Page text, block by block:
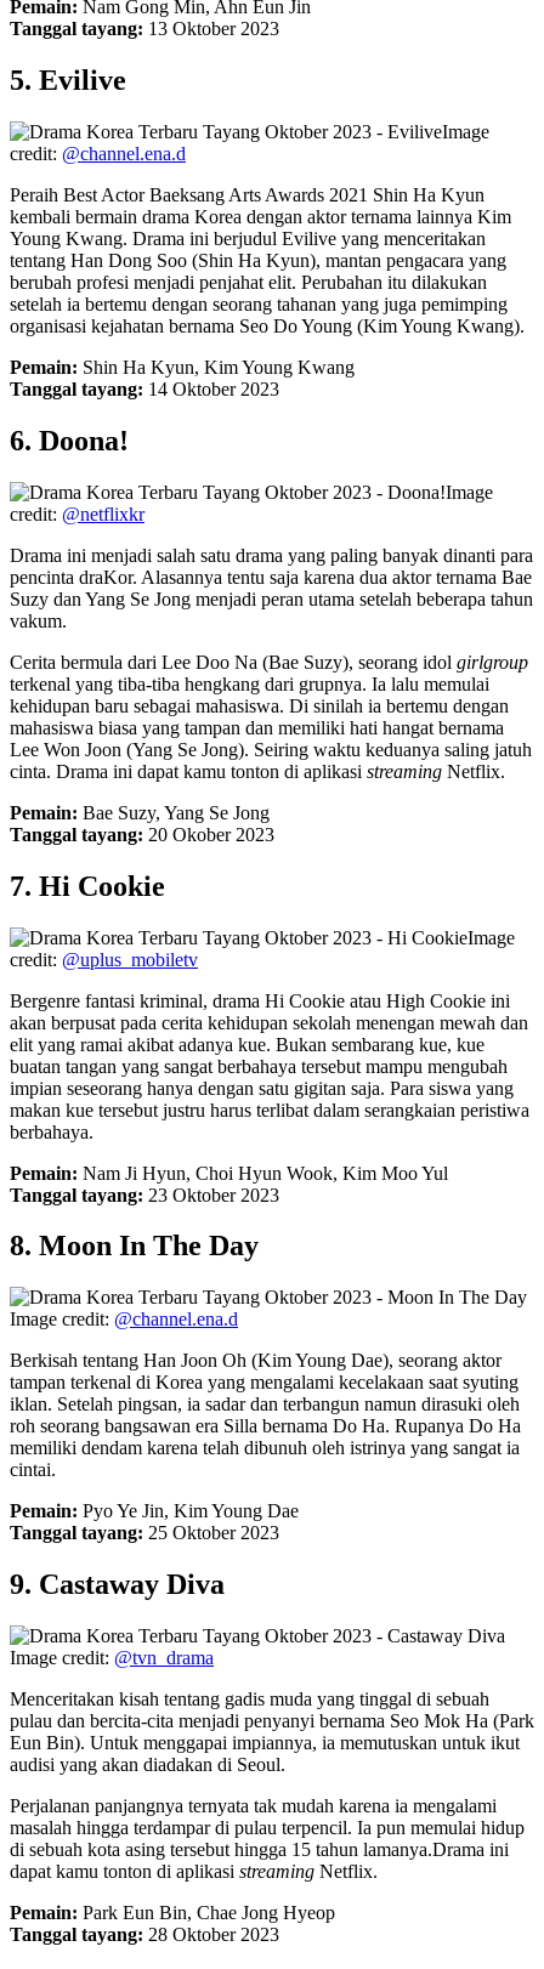
Pemain: Nam Gong Min, Ahn Eun Jin
Tanggal tayang: 13 Oktober 2023
5. Evilive
Image
credit: @channel.ena.d
Peraih Best Actor Baeksang Arts Awards 2021 Shin Ha Kyun
kembali bermain drama Korea dengan aktor ternama lainnya Kim
Young Kwang. Drama ini berjudul Evilive yang menceritakan
tentang Han Dong Soo (Shin Ha Kyun), mantan pengacara yang
berubah profesi menjadi penjahat elit. Perubahan itu dilakukan
setelah ia bertemu dengan seorang tahanan yang juga pemimping
organisasi kejahatan bernama Seo Do Young (Kim Young Kwang).
Pemain: Shin Ha Kyun, Kim Young Kwang
Tanggal tayang: 14 Oktober 2023
6. Doona!
Image
credit: @netflixkr
Drama ini menjadi salah satu drama yang paling banyak dinanti para
pencinta draKor. Alasannya tentu saja karena dua aktor ternama Bae
Suzy dan Yang Se Jong menjadi peran utama setelah beberapa tahun
vakum.
Cerita bermula dari Lee Doo Na (Bae Suzy), seorang idol girlgroup
terkenal yang tiba-tiba hengkang dari grupnya. Ia lalu memulai
kehidupan baru sebagai mahasiswa. Di sinilah ia bertemu dengan
mahasiswa biasa yang tampan dan memiliki hati hangat bernama
Lee Won Joon (Yang Se Jong). Seiring waktu keduanya saling jatuh
cinta. Drama ini dapat kamu tonton di aplikasi streaming Netflix.
Pemain: Bae Suzy, Yang Se Jong
Tanggal tayang: 20 Okober 2023
7. Hi Cookie
Image
credit: @uplus_mobiletv
Bergenre fantasi kriminal, drama Hi Cookie atau High Cookie ini
akan berpusat pada cerita kehidupan sekolah menengan mewah dan
elit yang ramai akibat adanya kue. Bukan sembarang kue, kue
buatan tangan yang sangat berbahaya tersebut mampu mengubah
impian seseorang hanya dengan satu gigitan saja. Para siswa yang
makan kue tersebut justru harus terlibat dalam serangkaian peristiwa
berbahaya.
Pemain: Nam Ji Hyun, Choi Hyun Wook, Kim Moo Yul
Tanggal tayang: 23 Oktober 2023
8. Moon In The Day
Image credit: @channel.ena.d
Berkisah tentang Han Joon Oh (Kim Young Dae), seorang aktor
tampan terkenal di Korea yang mengalami kecelakaan saat syuting
iklan. Setelah pingsan, ia sadar dan terbangun namun dirasuki oleh
roh seorang bangsawan era Silla bernama Do Ha. Rupanya Do Ha
memiliki dendam karena telah dibunuh oleh istrinya yang sangat ia
cintai.
Pemain: Pyo Ye Jin, Kim Young Dae
Tanggal tayang: 25 Oktober 2023
9. Castaway Diva
Image credit: @tvn_drama
Menceritakan kisah tentang gadis muda yang tinggal di sebuah
pulau dan bercita-cita menjadi penyanyi bernama Seo Mok Ha (Park
Eun Bin). Untuk menggapai impiannya, ia memutuskan untuk ikut
audisi yang akan diadakan di Seoul.
Perjalanan panjangnya ternyata tak mudah karena ia mengalami
masalah hingga terdampar di pulau terpencil. Ia pun memulai hidup
di sebuah kota asing tersebut hingga 15 tahun lamanya.Drama ini
dapat kamu tonton di aplikasi streaming Netflix.
Pemain: Park Eun Bin, Chae Jong Hyeop
Tanggal tayang: 28 Oktober 2023